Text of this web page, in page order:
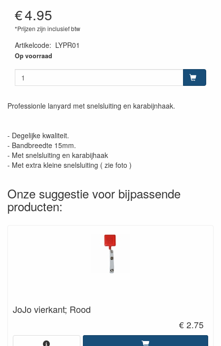
€4.95
*Prijzen zijn inclusief btw
Artikelcode: LYPR01
Op voorraad
Professionle lanyard met snelsluiting en karabijnhaak.
- Degelijke kwaliteit.
- Bandbreedte 15mm.
- Met snelsluiting en karabijhaak
- Met extra kleine snelsluiting ( zie foto )
Onze suggestie voor bijpassende
producten:
JoJo vierkant; Rood
€ 2.75